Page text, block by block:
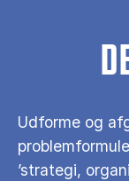
Udforme og
’strategi,